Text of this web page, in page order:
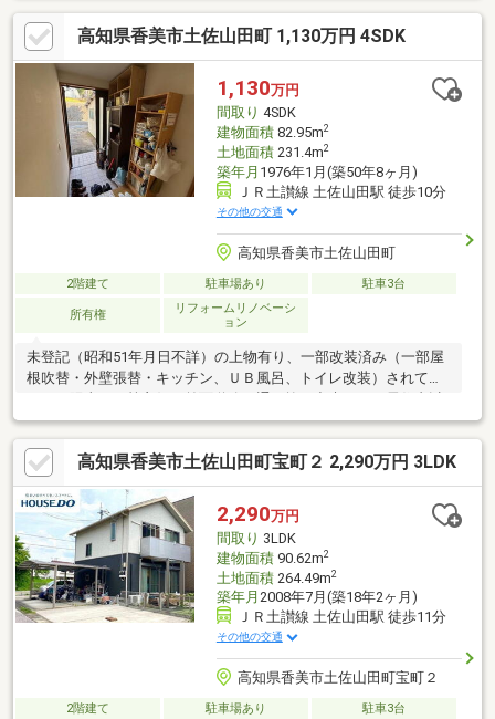
高知県香美市土佐山田町 1,130万円 4SDK
1,130万円
間取り 4SDK
建物面積82.95m2
土地面積231.4m2
築年月 1976年1月(築50年8ヶ月)
ＪＲ土讃線 土佐山田駅 徒歩10分
その他の交通
高知県香美市土佐山田町
2階建て 駐車場あり 駐車3台
所有権
リフォームリノベーシ
ョン
未登記（昭和51年月日不詳）の上物有り、一部改装済み（一部屋
根吹替・外壁張替・キッチン、ＵＢ風呂、トイレ改装）されてい
ます。陽当たり等良好で前面道路は通り抜け出来ますが居住者以
外の通行数も少なく静かな場所です。建物は登記して引き渡しま
す。敷地に擁壁部分を含みます。高台から望む絶景と暮らしやす
さを両立した土地。土佐山田駅徒歩10分、便利さと静寂を手に入
れる理想の住まい。高知の自然と都市の利便性を兼ね備えた、理
想の住環境。子育てにも安心の環境で、夢のプランも自由自在。
お気軽にお知らせください。住宅ローンのご相談も受付中。
高知県香美市土佐山田町宝町２ 2,290万円 3LDK
2,290万円
間取り 3LDK
建物面積90.62m2
土地面積264.49m2
築年月 2008年7月(築18年2ヶ月)
ＪＲ土讃線 土佐山田駅 徒歩11分
その他の交通
高知県香美市土佐山田町宝町２
2階建て 駐車場あり
駐車3台